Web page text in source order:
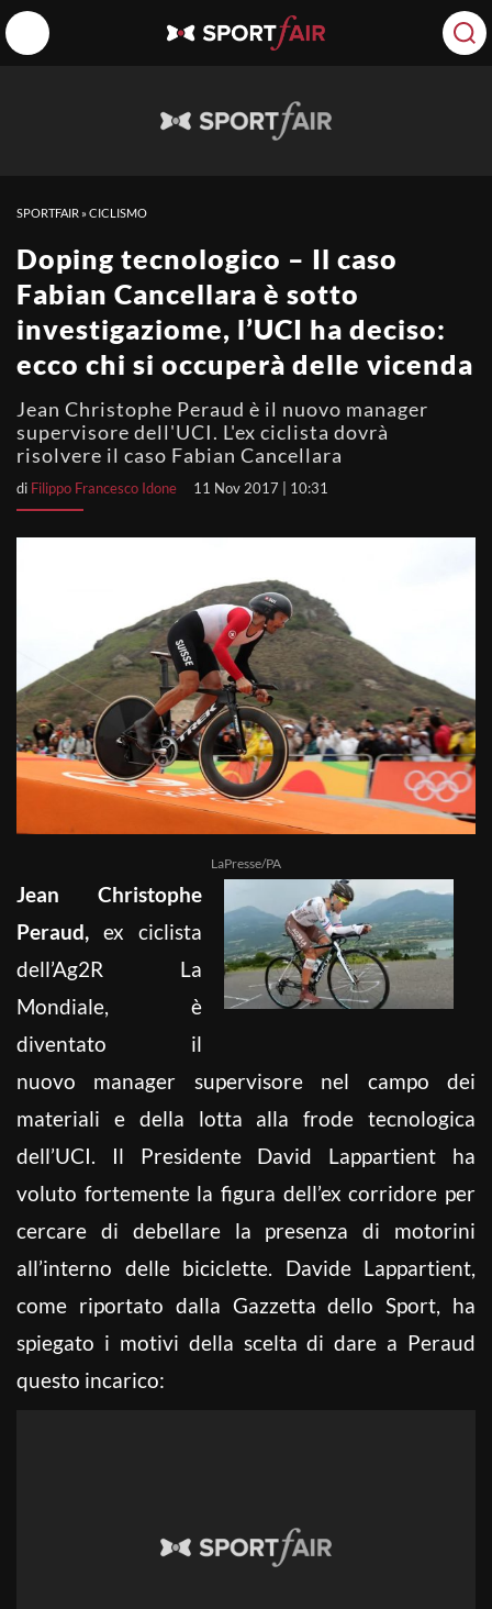
SPORTFAIR »CICLISMO
Doping tecnologico – Il caso
Fabian Cancellara è sotto
investigaziome, l’UCI ha deciso:
ecco chi si occuperà delle vicenda
Jean Christophe Peraud è il nuovo manager
supervisore dell'UCI. L'ex ciclista dovrà
risolvere il caso Fabian Cancellara
di Filippo Francesco Idone 11 Nov 2017 | 10:31
LaPresse/PA
Jean Christophe
Peraud, ex ciclista
dell’Ag2R La
Mondiale, è
diventato il
nuovo manager supervisore nel campo dei
materiali e della lotta alla frode tecnologica
dell’UCI. Il Presidente David Lappartient ha
voluto fortemente la figura dell’ex corridore per
cercare di debellare la presenza di motorini
all’interno delle biciclette. Davide Lappartient,
come riportato dalla Gazzetta dello Sport, ha
spiegato i motivi della scelta di dare a Peraud
questo incarico: